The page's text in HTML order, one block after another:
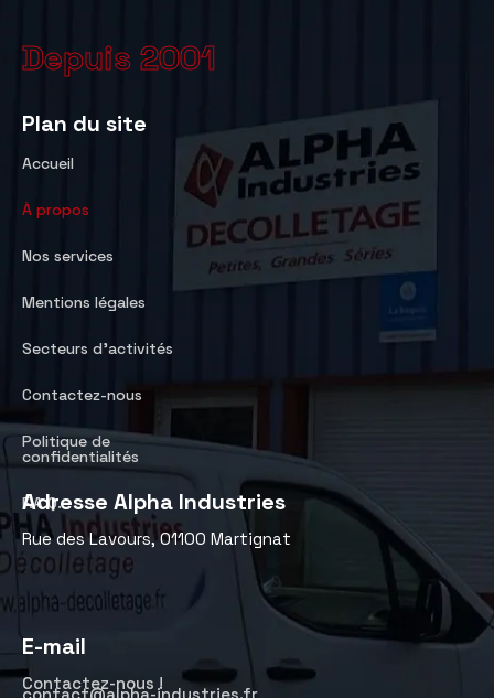
Depuis 2001
Plan du site
Accueil
À propos
Nos services
Mentions légales
Secteurs d’activités
Contactez-nous
Politique de
confidentialités
F.A.Q.
Adresse Alpha Industries
Rue des Lavours, 01100 Martignat
E-mail
Contactez-nous !